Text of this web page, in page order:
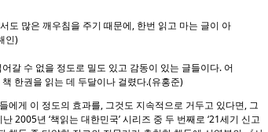
도 많은 깨우침을 주기 때문에, 한번 읽고 마는 글이 아
인)
갈 수 없을 정도로 밀도 있고 감동이 있는 글들이다. 어
한권을 읽는 데 두달이나 걸렸다.(유홍준)
게 이 정도의 효과를, 그것도 지속적으로 거두고 있다면, 그
2005년 ‘책읽는 대한민국’ 시리즈 중 두 번째로 ‘21세기 신고